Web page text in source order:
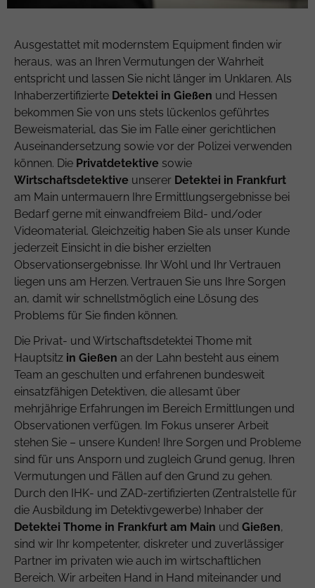
Ausgestattet mit modernstem Equipment finden wir
heraus, was an Ihren Vermutungen der Wahrheit
entspricht und lassen Sie nicht länger im Unklaren. Als
Inhaberzertifizierte Detektei in Gießen und Hessen
bekommen Sie von uns stets lückenlos geführtes
Beweismaterial, das Sie im Falle einer gerichtlichen
Auseinandersetzung sowie vor der Polizei verwenden
können. Die Privatdetektive sowie
Wirtschaftsdetektive unserer Detektei in Frankfurt
am Main untermauern Ihre Ermittlungsergebnisse bei
Bedarf gerne mit einwandfreiem Bild- und/oder
Videomaterial. Gleichzeitig haben Sie als unser Kunde
jederzeit Einsicht in die bisher erzielten
Observationsergebnisse. Ihr Wohl und Ihr Vertrauen
liegen uns am Herzen. Vertrauen Sie uns Ihre Sorgen
an, damit wir schnellstmöglich eine Lösung des
Problems für Sie finden können.
Die Privat- und Wirtschaftsdetektei Thome mit
Hauptsitz in Gießen an der Lahn besteht aus einem
Team an geschulten und erfahrenen bundesweit
einsatzfähigen Detektiven, die allesamt über
mehrjährige Erfahrungen im Bereich Ermittlungen und
Observationen verfügen. Im Fokus unserer Arbeit
stehen Sie – unsere Kunden! Ihre Sorgen und Probleme
sind für uns Ansporn und zugleich Grund genug, Ihren
Vermutungen und Fällen auf den Grund zu gehen.
Durch den IHK- und ZAD-zertifizierten (Zentralstelle für
die Ausbildung im Detektivgewerbe) Inhaber der
Detektei Thome in Frankfurt am Main und Gießen,
sind wir Ihr kompetenter, diskreter und zuverlässiger
Partner im privaten wie auch im wirtschaftlichen
Bereich. Wir arbeiten Hand in Hand miteinander und